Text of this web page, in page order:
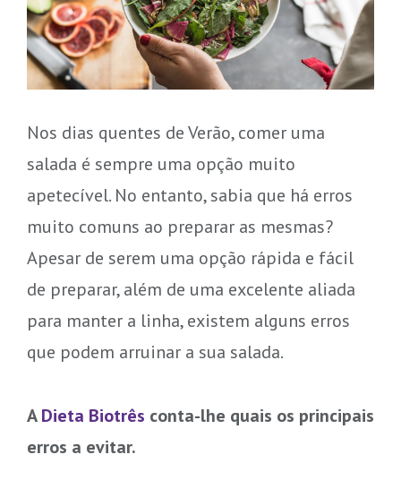
Nos dias quentes de Verão, comer uma
salada é sempre uma opção muito
apetecível. No entanto, sabia que há erros
muito comuns ao preparar as mesmas?
Apesar de serem uma opção rápida e fácil
de preparar, além de uma excelente aliada
para manter a linha, existem alguns erros
que podem arruinar a sua salada.
ADieta Biotrês conta-lhe quais os principais
erros a evitar.